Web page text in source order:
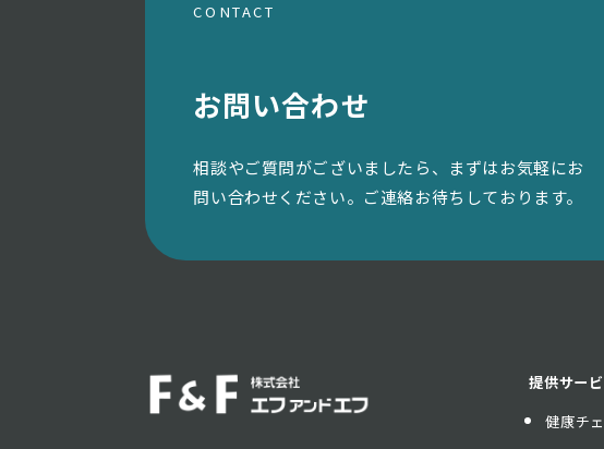
CONTACT
お問い合わせ
相談やご質問がございましたら、まずはお気軽にお
問い合わせください。ご連絡お待ちしております。
提供サー
健康チ